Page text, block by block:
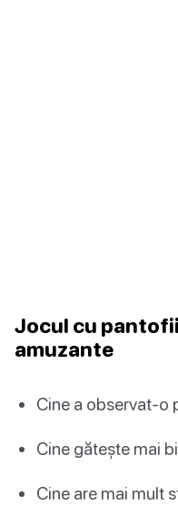
Jocul cu
amuzante
Cine a observat-o
Cine gătește mai
Cine are mai mult